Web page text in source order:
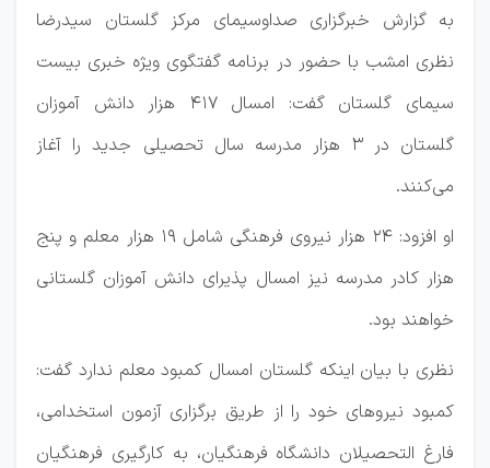
به گزارش خبرگزاری صداوسیمای مرکز گلستان سیدرضا
نظری امشب با حضور در برنامه گفتگوی ویژه خبری بیست
سیمای گلستان گفت: امسال ۴۱۷ هزار دانش آموزان
گلستان در ۳ هزار مدرسه سال تحصیلی جدید را آغاز
می‌کنند.
او افزود: ۲۴ هزار نیروی فرهنگی شامل ۱۹ هزار معلم و پنج
هزار کادر مدرسه نیز امسال پذیرای دانش آموزان گلستانی
خواهند بود.
نظری با بیان اینکه گلستان امسال کمبود معلم ندارد گفت:
کمبود نیرو‌های خود را از طریق برگزاری آزمون استخدامی،
فارغ التحصیلان دانشگاه فرهنگیان، به کارگیری فرهنگیان